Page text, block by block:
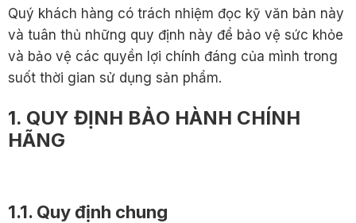
Quý khách hàng có trách nhiệm đọc kỹ văn bản này
và tuân thủ những quy định này để bảo vệ sức khỏe
và bảo vệ các quyền lợi chính đáng của mình trong
suốt thời gian sử dụng sản phẩm.
1. QUY ĐỊNH BẢO HÀNH CHÍNH
HÃNG
1.1. Quy định chung